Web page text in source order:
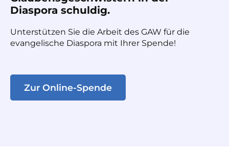
Diaspora schuldig.
Unterstützen Sie die Arbeit des GAW für die
evangelische Diaspora mit Ihrer Spende!
Zur Online-Spende